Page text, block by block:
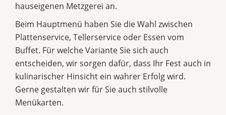
hauseigenen Metzgerei an.
Beim Hauptmenü haben Sie die Wahl zwischen
Plattenservice, Tellerservice oder Essen vom
Buffet. Für welche Variante Sie sich auch
entscheiden, wir sorgen dafür, dass Ihr Fest auch in
kulinarischer Hinsicht ein wahrer Erfolg wird.
Gerne gestalten wir für Sie auch stilvolle
Menükarten.